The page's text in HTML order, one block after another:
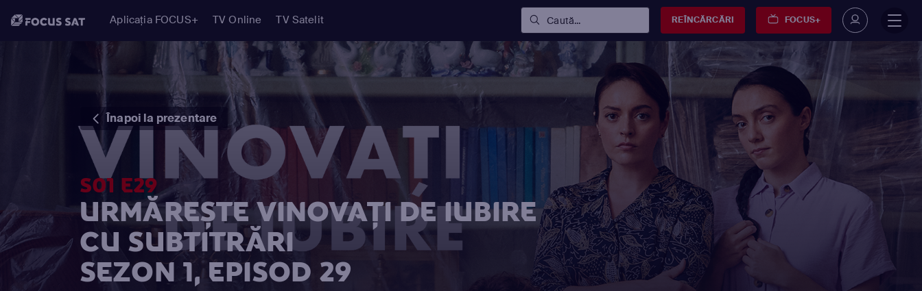
Aplicația FOCUS+ TV Online TV Satelit Caută... REÎNCĂRCĂRI FOCUS+
Înapoi la prezentare
S01 E29
URMĂREȘTE VINOVAŢI DE IUBIRE
CU SUBTITRĂRI
SEZON 1, EPISOD 29